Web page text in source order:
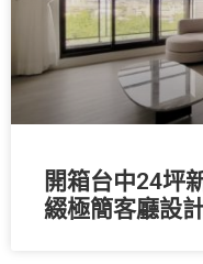
開箱台中24坪
綴極簡客廳設